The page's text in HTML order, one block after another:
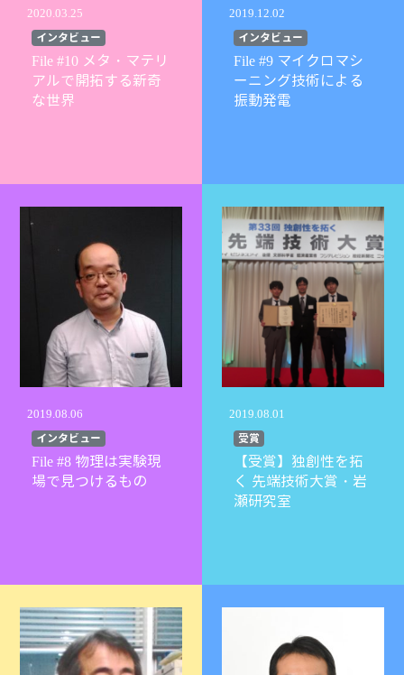
１４：００～１４：１０ 早稲田大学アンビエン
ニクス研究所（RIA） 活動紹介
渡邉 孝信 （早稲田大
アンビエントロニクス研究所所長）
１４：１０～１４：２０ エネルギーハーベステ
１４：２０～１５：２０ 〈ＲＩＡセッション〉
「波力発電の可能性と課題」中山 繁生 （
Duck株式会社）
「低周波数の微弱振動を利用した摩擦発電
術」史 又華 （早稲田大学）
１５：２０～１５：３０ 休憩
１５：２０～１６：５０ 〈ＥＨＣセッション〉
「スピントロニクス素子を用いた無線通信
磁波からのエネルギーハーベスティング」
深見 俊輔 （東北大学）
「電気機器近傍の電磁波ノイズエネルギー
高効率DC/DCコンバーターの紹介」
八木 智史 （旭化成エレクトロニ
株式会社）
2020.03.25
インタビュー
File #10 メタ・マテリ
アルで開拓する新奇
な世界
2019.12.02
インタビュー
File #9 マイクロマシ
ーニング技術による
振動発電
2019.08.06
インタビュー
File #8 物理は実験現
場で見つけるもの
2019.08.01
受賞
【受賞】独創性を拓
く 先端技術大賞・岩
瀬研究室